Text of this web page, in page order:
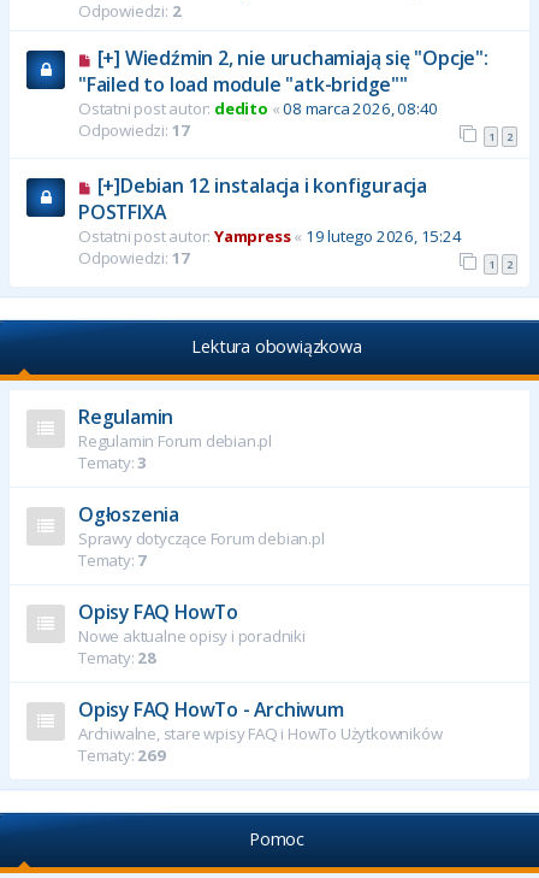
Odpowiedzi: 2
[+] Wiedźmin 2, nie uruchamiają się "Opcje":
"Failed to load module "atk-bridge""
Ostatni post autor: dedito «08 marca 2026, 08:40
Odpowiedzi: 17 1 2
[+]Debian 12 instalacja i konfiguracja
POSTFIXA
Ostatni post autor: Yampress« 19 lutego 2026, 15:24
Odpowiedzi: 17 1 2
Lektura obowiązkowa
Regulamin
Regulamin Forum debian.pl
Tematy:3
Ogłoszenia
Sprawy dotyczące Forum debian.pl
Tematy: 7
Opisy FAQ HowTo
Nowe aktualne opisy i poradniki
Tematy: 28
Opisy FAQ HowTo - Archiwum
Archiwalne, stare wpisy FAQ i HowTo Użytkowników
Tematy: 269
Pomoc